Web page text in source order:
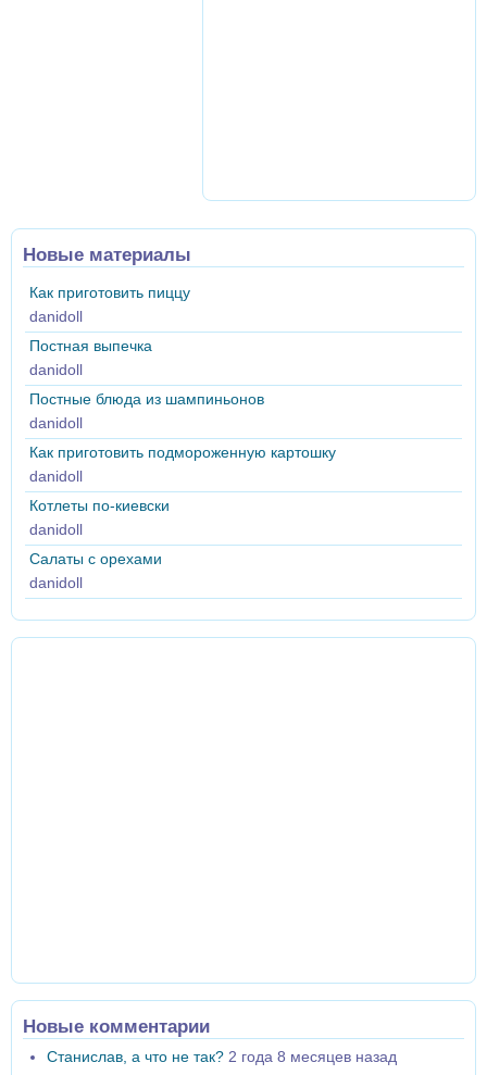
Новые материалы
Как приготовить пиццу
danidoll
Постная выпечка
danidoll
Постные блюда из шампиньонов
danidoll
Как приготовить подмороженную картошку
danidoll
Котлеты по-киевски
danidoll
Салаты с орехами
danidoll
Новые комментарии
Станислав, а что не так? 2 года 8 месяцев назад